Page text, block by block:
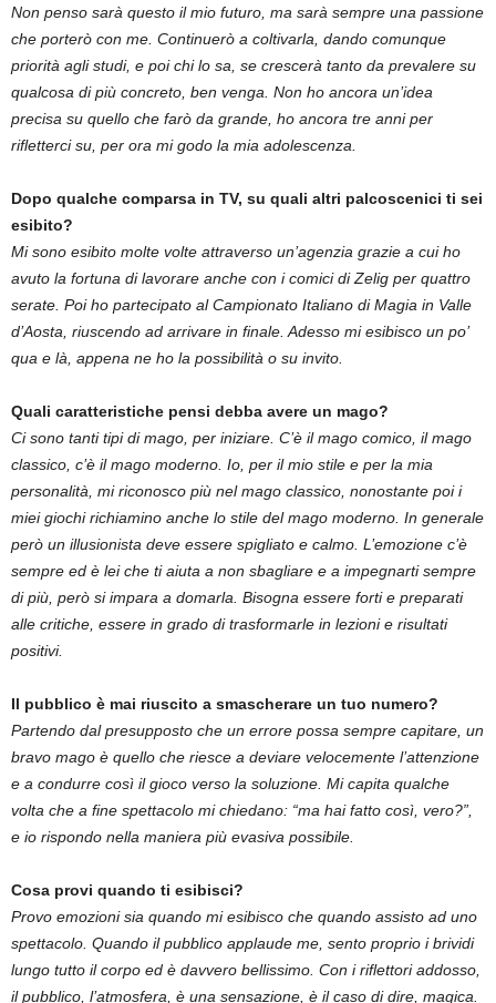
Non penso sarà questo il mio futuro, ma sarà sempre una passione
che porterò con me. Continuerò a coltivarla, dando comunque
priorità agli studi, e poi chi lo sa, se crescerà tanto da prevalere su
qualcosa di più concreto, ben venga. Non ho ancora un’idea
precisa su quello che farò da grande, ho ancora tre anni per
rifletterci su, per ora mi godo la mia adolescenza.
Dopo qualche comparsa in TV, su quali altri palcoscenici ti sei
esibito?
Mi sono esibito molte volte attraverso un’agenzia grazie a cui ho
avuto la fortuna di lavorare anche con i comici di Zelig per quattro
serate. Poi ho partecipato al Campionato Italiano di Magia in Valle
d’Aosta, riuscendo ad arrivare in finale. Adesso mi esibisco un po’
qua e là, appena ne ho la possibilità o su invito.
Quali caratteristiche pensi debba avere un mago?
Ci sono tanti tipi di mago, per iniziare. C’è il mago comico, il mago
classico, c’è il mago moderno. Io, per il mio stile e per la mia
personalità, mi riconosco più nel mago classico, nonostante poi i
miei giochi richiamino anche lo stile del mago moderno. In generale
però un illusionista deve essere spigliato e calmo. L’emozione c’è
sempre ed è lei che ti aiuta a non sbagliare e a impegnarti sempre
di più, però si impara a domarla. Bisogna essere forti e preparati
alle critiche, essere in grado di trasformarle in lezioni e risultati
positivi.
Il pubblico è mai riuscito a smascherare un tuo numero?
Partendo dal presupposto che un errore possa sempre capitare, un
bravo mago è quello che riesce a deviare velocemente l’attenzione
e a condurre così il gioco verso la soluzione. Mi capita qualche
volta che a fine spettacolo mi chiedano: “ma hai fatto così, vero?”,
e io rispondo nella maniera più evasiva possibile.
Cosa provi quando ti esibisci?
Provo emozioni sia quando mi esibisco che quando assisto ad uno
spettacolo. Quando il pubblico applaude me, sento proprio i brividi
lungo tutto il corpo ed è davvero bellissimo. Con i riflettori addosso,
il pubblico, l’atmosfera, è una sensazione, è il caso di dire, magica.